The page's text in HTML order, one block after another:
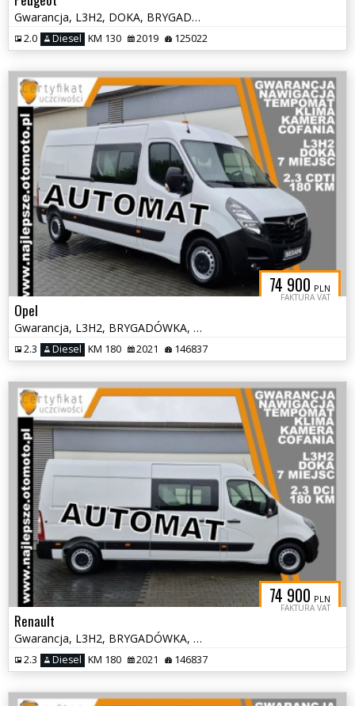
Gwarancja, L3H2, DOKA, BRYGADÓWKA, 7 miejsc, tempomat, klima, czujniki
2.0 Diesel KM 130 2019 125022
74 900 PLN
FAKTURA VAT
Opel
Gwarancja, L3H2, BRYGADÓWKA, DOKA, 7 miejsc, kamera cofania, tempomat
2.3 Diesel KM 180 2021 146837
74 900 PLN
FAKTURA VAT
Renault
Gwarancja, L3H2, BRYGADÓWKA, DOKA, 7 miejsc, kamera cofania, tempomat
2.3 Diesel KM 180 2021 146837